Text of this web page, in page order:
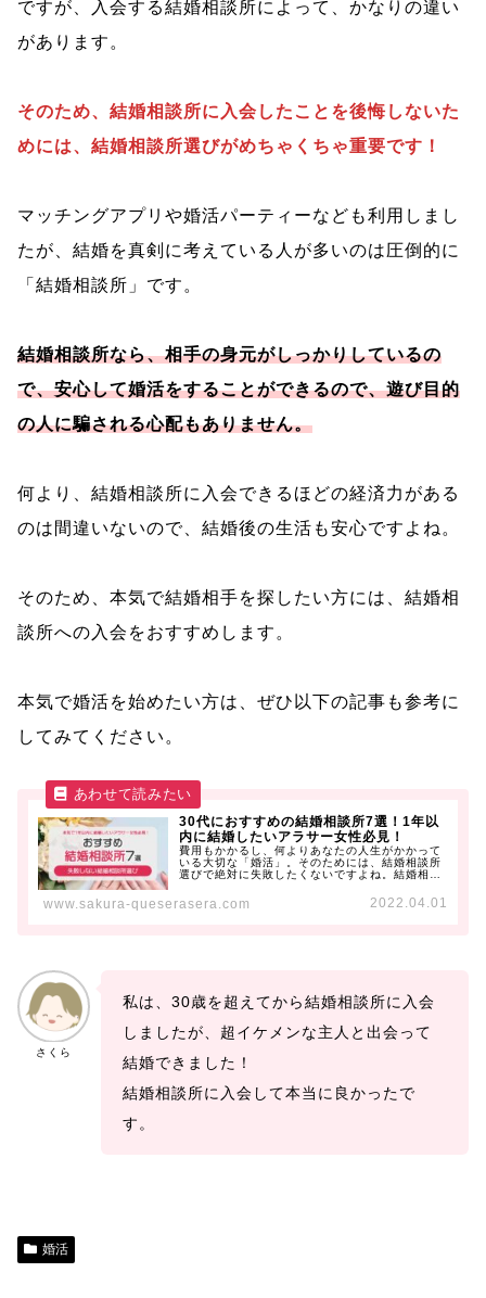
ですが、入会する結婚相談所によって、かなりの違い
があります。
そのため、結婚相談所に入会したことを後悔しないた
めには、結婚相談所選びがめちゃくちゃ重要です！
マッチングアプリや婚活パーティーなども利用しまし
たが、結婚を真剣に考えている人が多いのは圧倒的に
「結婚相談所」です。
結婚相談所なら、相手の身元がしっかりしているの
で、安心して婚活をすることができるので、遊び目的
の人に騙される心配もありません。
何より、結婚相談所に入会できるほどの経済力がある
のは間違いないので、結婚後の生活も安心ですよね。
そのため、本気で結婚相手を探したい方には、結婚相
談所への入会をおすすめします。
本気で婚活を始めたい方は、ぜひ以下の記事も参考に
してみてください。
30代におすすめの結婚相談所7選！1年以
内に結婚したいアラサー女性必見！
費用もかかるし、何よりあなたの人生がかかって
いる大切な「婚活」。そのためには、結婚相談所
選びで絶対に失敗したくないですよね。結婚相談
www.sakura-queserasera.com 2022.04.01
さくら
私は、30歳を超えてから結婚相談所に入会
しましたが、超イケメンな主人と出会って
結婚できました！
結婚相談所に入会して本当に良かったで
す。
婚活